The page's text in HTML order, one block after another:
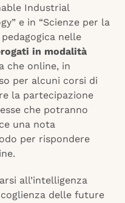
Industrial
e in “Scienze per la
nelle
in modalità
che online, in
per alcuni corsi di
la partecipazione
che potranno
una nota
per rispondere
all’intelligenza
delle future